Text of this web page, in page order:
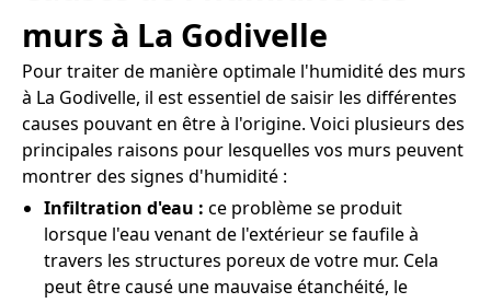
murs à La Godivelle
Pour traiter de manière optimale l'humidité des murs
à La Godivelle, il est essentiel de saisir les différentes
causes pouvant en être à l'origine. Voici plusieurs des
principales raisons pour lesquelles vos murs peuvent
montrer des signes d'humidité :
Infiltration d'eau : ce problème se produit
lorsque l'eau venant de l'extérieur se faufile à
travers les structures poreux de votre mur. Cela
peut être causé une mauvaise étanchéité, le